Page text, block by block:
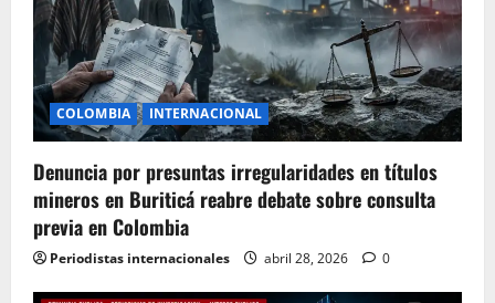
COLOMBIA INTERNACIONAL
Denuncia por presuntas irregularidades en títulos
mineros en Buriticá reabre debate sobre consulta
previa en Colombia
Periodistas internacionales abril 28, 2026 0